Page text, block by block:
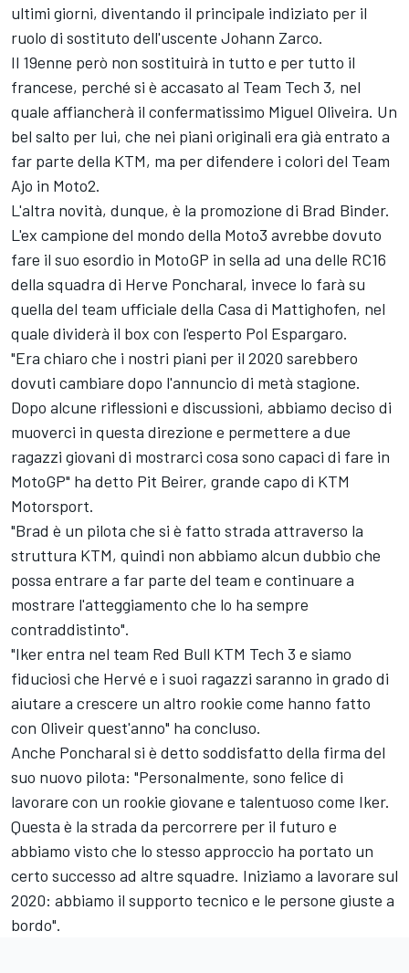
ultimi giorni, diventando il principale indiziato per il
ruolo di sostituto dell'uscente Johann Zarco.
Il 19enne però non sostituirà in tutto e per tutto il
francese, perché si è accasato al Team Tech 3, nel
quale affiancherà il confermatissimo Miguel Oliveira. Un
bel salto per lui, che nei piani originali era già entrato a
far parte della KTM, ma per difendere i colori del Team
Ajo in Moto2.
L'altra novità, dunque, è la promozione di Brad Binder.
L'ex campione del mondo della Moto3 avrebbe dovuto
fare il suo esordio in MotoGP in sella ad una delle RC16
della squadra di Herve Poncharal, invece lo farà su
quella del team ufficiale della Casa di Mattighofen, nel
quale dividerà il box con l'esperto Pol Espargaro.
"Era chiaro che i nostri piani per il 2020 sarebbero
dovuti cambiare dopo l'annuncio di metà stagione.
Dopo alcune riflessioni e discussioni, abbiamo deciso di
muoverci in questa direzione e permettere a due
ragazzi giovani di mostrarci cosa sono capaci di fare in
MotoGP" ha detto Pit Beirer, grande capo di KTM
Motorsport.
"Brad è un pilota che si è fatto strada attraverso la
struttura KTM, quindi non abbiamo alcun dubbio che
possa entrare a far parte del team e continuare a
mostrare l'atteggiamento che lo ha sempre
contraddistinto".
"Iker entra nel team Red Bull KTM Tech 3 e siamo
fiduciosi che Hervé e i suoi ragazzi saranno in grado di
aiutare a crescere un altro rookie come hanno fatto
con Oliveir quest'anno" ha concluso.
Anche Poncharal si è detto soddisfatto della firma del
suo nuovo pilota: "Personalmente, sono felice di
lavorare con un rookie giovane e talentuoso come Iker.
Questa è la strada da percorrere per il futuro e
abbiamo visto che lo stesso approccio ha portato un
certo successo ad altre squadre. Iniziamo a lavorare sul
2020: abbiamo il supporto tecnico e le persone giuste a
bordo".